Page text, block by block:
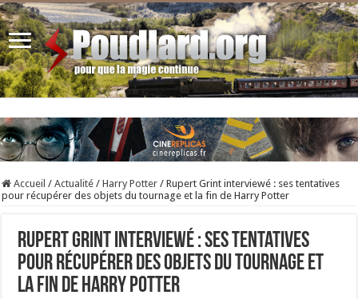
Accueil / Actualité / Harry Potter / Rupert Grint interviewé : ses tentatives
pour récupérer des objets du tournage et la fin de Harry Potter
Rupert Grint interviewé : ses tentatives
pour récupérer des objets du tournage et
la fin de Harry Potter